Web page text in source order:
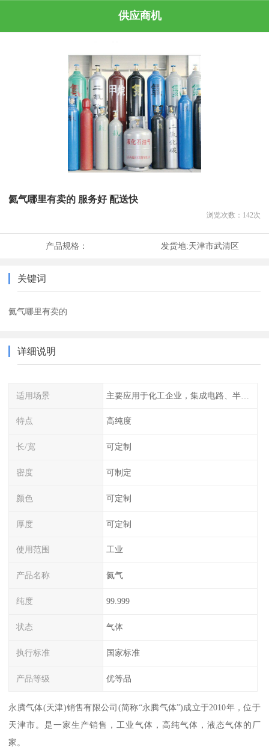
供应商机
氦气哪里有卖的 服务好 配送快
浏览次数： 142次
产品规格： 发货地:天津市武清区
关键词
氦气哪里有卖的
详细说明
适用场景 主要应用于化工企业，集成电路、半导体、光伏电池
特点 高纯度
长/宽 可定制
密度 可制定
颜色 可定制
厚度 可定制
使用范围 工业
产品名称 氦气
纯度 99.999
状态 气体
执行标准 国家标准
产品等级 优等品
永腾气体(天津)销售有限公司(简称“永腾气体”)成立于2010年，位于
天津市。是一家生产销售，工业气体，高纯气体，液态气体的厂
家。